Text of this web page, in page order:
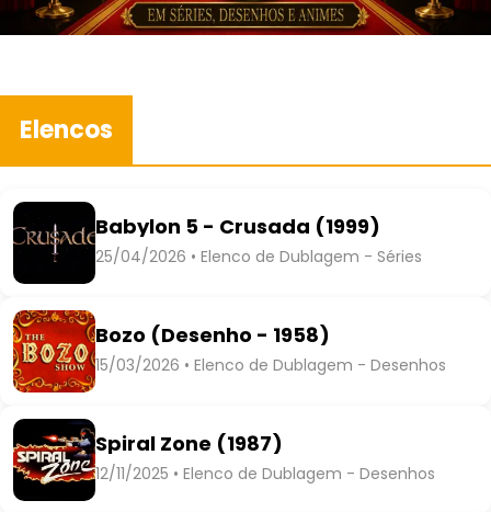
Elencos
Babylon 5 - Crusada (1999)
25/04/2026 • Elenco de Dublagem - Séries
Bozo (Desenho - 1958)
15/03/2026 • Elenco de Dublagem - Desenhos
Spiral Zone (1987)
12/11/2025 • Elenco de Dublagem - Desenhos